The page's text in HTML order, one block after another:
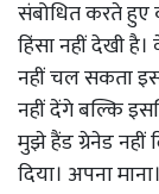
संबोधित करते हुए
हिंसा नहीं देखी
नहीं चल सकता
नहीं देंगे बल्कि
मुझे हैंड ग्रेनेड नहीं
दिया। अपना